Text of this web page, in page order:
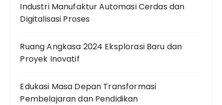
Industri Manufaktur Automasi Cerdas dan
Digitalisasi Proses
Ruang Angkasa 2024 Eksplorasi Baru dan
Proyek Inovatif
Edukasi Masa Depan Transformasi
Pembelajaran dan Pendidikan